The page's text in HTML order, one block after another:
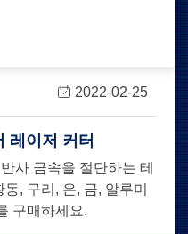
2022-02-25
레이저 커터
사 금속을 절단하는 테
, 구리, 은, 금, 알루미
구매하세요.